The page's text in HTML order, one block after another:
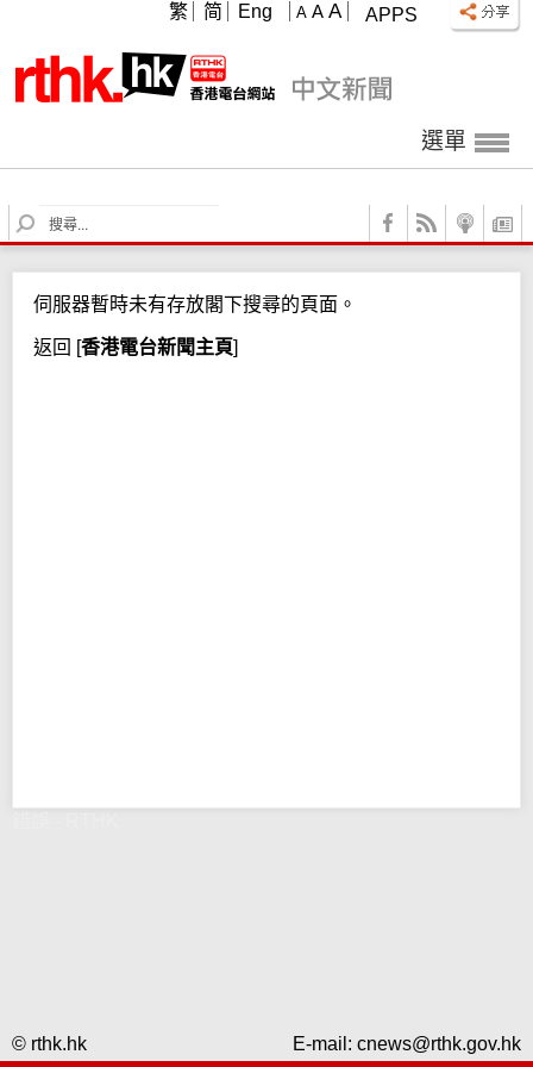
APPS
A A A
繁 简 Eng
選單
S
e
c
h
伺服器暫時未有存放閣下搜尋的頁面。
返回 [香港電台新聞主頁]
© rthk.hk E-mail: cnews@rthk.gov.hk